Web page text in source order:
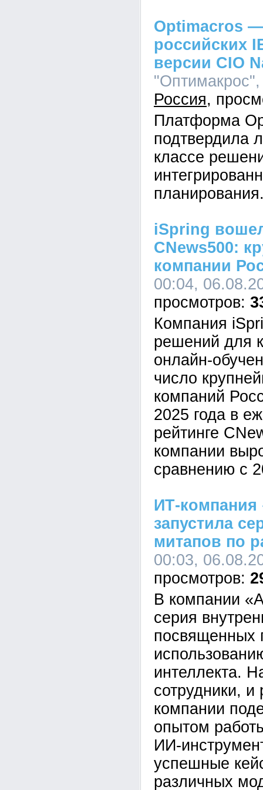
Optimacros —
российских
версии CIO
Россия
Платформа
подтвердила
классе
iSpring
CNews500:
компании
00:04,
Компания
решений для
онлайн-
число
компаний
2025 года в
рейтинге
компании
сравнению с
ИТ-компания
запустила
митапов по
00:03,
В компании
серия
посвященных
интеллекта.
сотрудники, и
компании
опытом
ИИ-
успешные
различных